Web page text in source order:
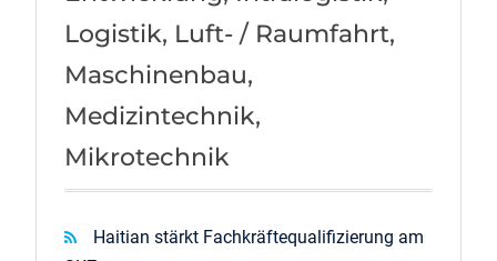
Logistik, Luft- / Raumfahrt,
Maschinenbau,
Medizintechnik,
Mikrotechnik
Haitian stärkt Fachkräftequalifizierung am